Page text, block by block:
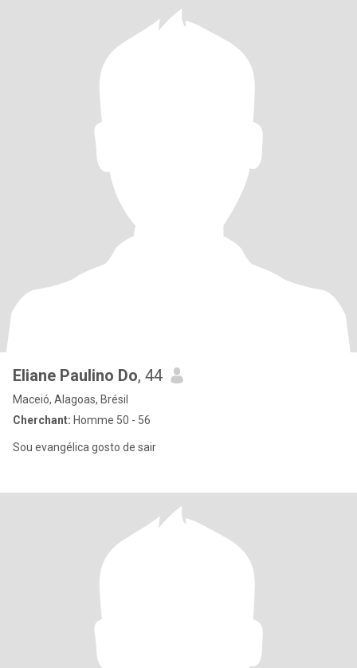
Eliane Paulino Do, 44
Maceió, Alagoas, Brésil
Cherchant: Homme 50 - 56
Sou evangélica gosto de sair